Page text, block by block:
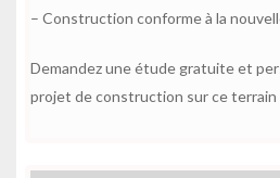
– Construction conforme à la
Demandez une étude gratuite et
projet de construction sur ce terrain